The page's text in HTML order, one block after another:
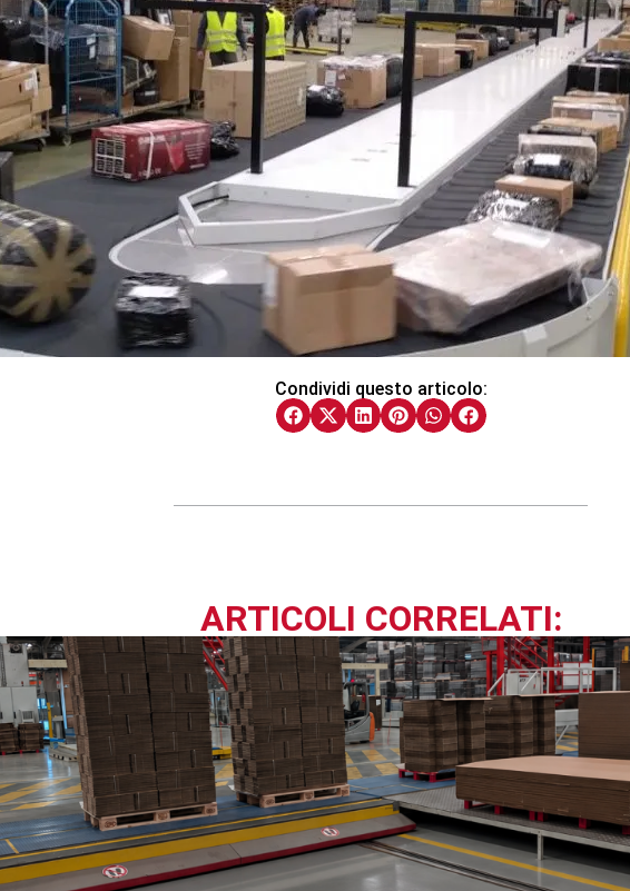
Condividi questo articolo:
ARTICOLI CORRELATI: